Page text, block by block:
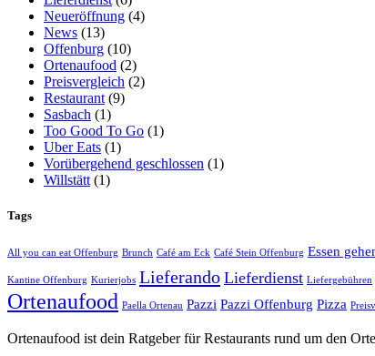
Neueröffnung (4)
News (13)
Offenburg (10)
Ortenaufood (2)
Preisvergleich (2)
Restaurant (9)
Sasbach (1)
Too Good To Go (1)
Uber Eats (1)
Vorübergehend geschlossen (1)
Willstätt (1)
Tags
All you can eat Offenburg Brunch Café am Eck Café Stein Offenburg Essen
Kantine Offenburg Kurierjobs Lieferando Lieferdienst Liefergebühren
Ortenaufood Paella Ortenau Pazzi Pazzi Offenburg Pizza
Ortenaufood ist dein Ratgeber für Restaurants rund um den